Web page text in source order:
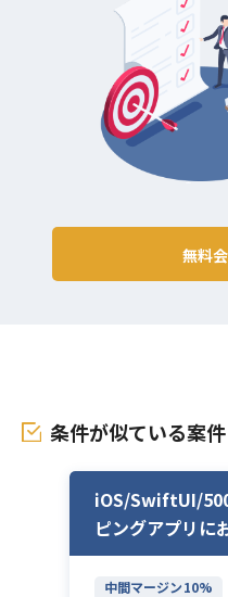
無料
条件が似ている案件
iOS/SwiftUI/
ピングアプリに
中間マージン10%